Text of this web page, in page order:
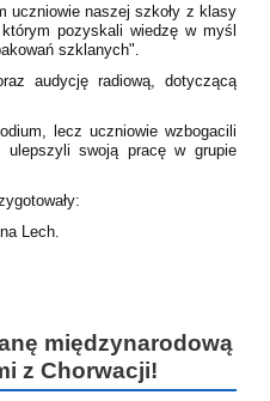
uczniowie naszej szkoły z klasy
pozyskali wiedzę w myśl
szklanych".
audycję radiową, dotyczącą
lecz uczniowie wzbogacili
swoją pracę w grupie
Lech.
międzynarodową
z Chorwacji!